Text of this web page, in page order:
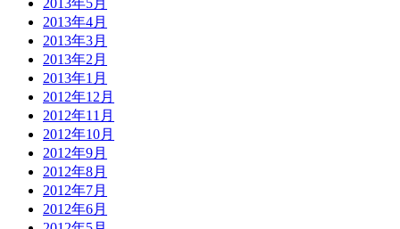
2013年4月
2013年3月
2013年2月
2013年1月
2012年12月
2012年11月
2012年10月
2012年9月
2012年8月
2012年7月
2012年6月